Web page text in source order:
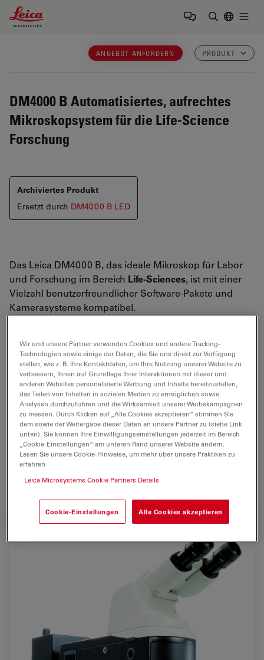
Leica Microsystems Logo
ANGEBOT ANFORDERN PRODUKT
DM4000 B Automatisiertes, aufrechtes
Mikroskopsystem für die Life-Science
Forschung
Archiviertes Produkt
Ersetzt durch DM4000 B LED
Das Leica DM4000 B, das ideale Mikroskop für Labor
und Forschung im Bereich Life-Sciences, ist mit einer
Vielzahl benutzerfreundlicher Software-Pakete und
Kamerasysteme kompatibel.
verfügt über einen kodierten 6- bzw. 7-fachen
Objektivrevolver, manuellen Z-Focus sowie eine voll
automatisierte Durchlicht- und Fluoreszenzachse.
DerKontrastmanagervon Leica Microsystems
unterstützt die Durchlicht (Hellfeld, Dunkelfeld, Phasen-
und Polarisationskontrast) und Fluoreszenz-
Kontrastiermethoden und ermöglicht es dem Benutzer
durch einen Knopfdruckzwischen verschiedenen
Kontrastiermethoden
Wir und unsere Partner verwenden Cookies und andere Tracking-
Technologien sowie einige der Daten, die Sie uns direkt zur Verfügung
stellen, wie z. B. Ihre Kontaktdaten, um Ihre Nutzung unserer Website zu
verbessern, Ihnen auf Grundlage Ihrer Interaktionen mit dieser und
anderen Websites personalisierte Werbung und Inhalte bereitzustellen,
das Teilen von Inhalten in sozialen Medien zu ermöglichen sowie
Analysen durchzuführen und die Wirksamkeit unserer Werbekampagnen
zu messen. Durch Klicken auf „Alle Cookies akzeptieren“ stimmen Sie
dem sowie der Weitergabe dieser Daten an unsere Partner zu (siehe Link
unten). Sie können Ihre Einwilligungseinstellungen jederzeit im Bereich
„Cookie-Einstellungen“ am unteren Rand unserer Website ändern.
Lesen Sie unsere Cookie-Hinweise, um mehr über unsere Praktiken zu
erfahren
Leica Microsystems Cookie Partners Details
Cookie-Einstellungen Alle Cookies akzeptieren